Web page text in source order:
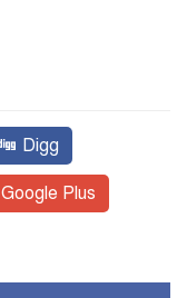
Digg
Google Plus